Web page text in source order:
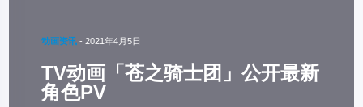
动画资讯 -2021年4月5日
TV动画「苍之骑士团」公开最新
角色PV